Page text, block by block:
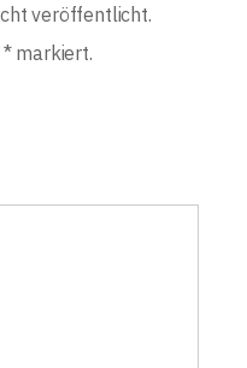
veröffentlicht.
*markiert.